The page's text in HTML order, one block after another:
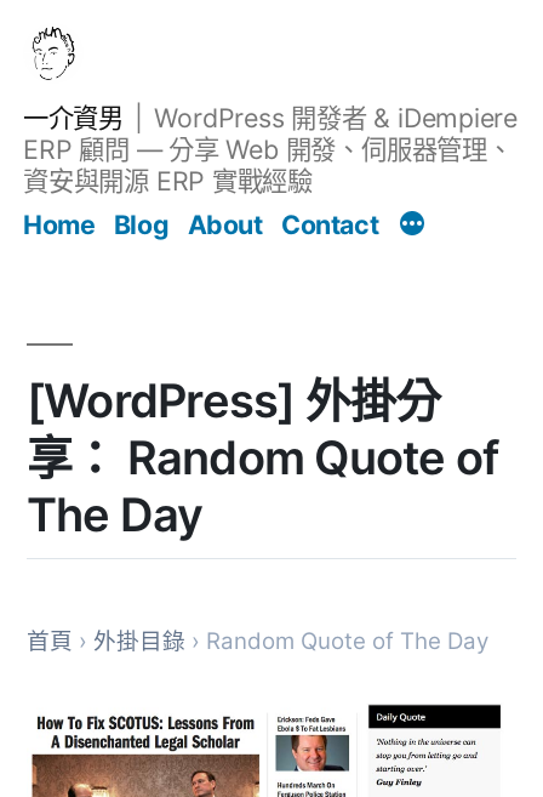
一介資男
WordPress 開發者 & iDempiere
ERP 顧問 — 分享 Web 開發、伺服器管理、
資安與開源 ERP 實戰經驗
Home
Blog About Contact
[WordPress] 外掛分
享： Random Quote of
The Day
首頁 › 外掛目錄 › Random Quote of The Day
文章